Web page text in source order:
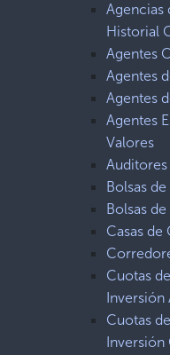
Agencias
Historial
Agentes
Agentes
Agentes
Agentes
Valores
Bolsas
Bolsas
Casas de
Cuotas
Inversión
Cuotas
Inversión